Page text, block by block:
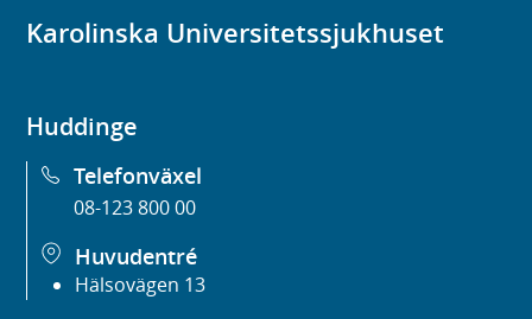
Karolinska Universitetssjukhuset
Huddinge
Telefonväxel
08-123 800 00
Huvudentré
Hälsovägen 13